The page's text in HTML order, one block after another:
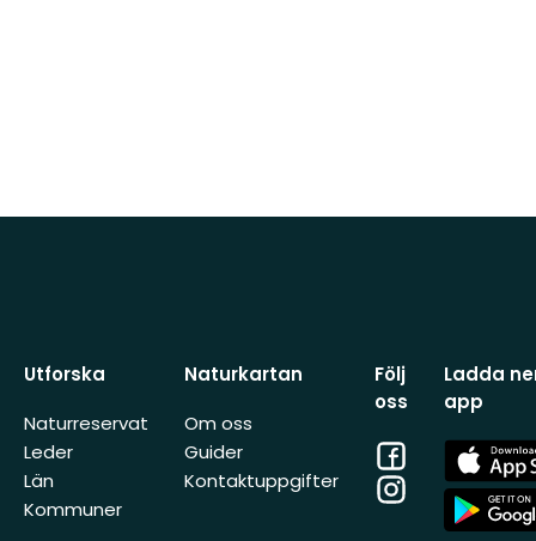
Utforska
Naturreservat
Leder
Län
Kommuner
Naturkartan
Om oss
Guider
Kontaktuppgifter
Följ
oss
Facebook
Instagram
Ladda
app
App
Store
App
Store